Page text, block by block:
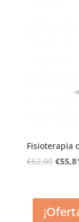
Fisioterapia
€62,00 €